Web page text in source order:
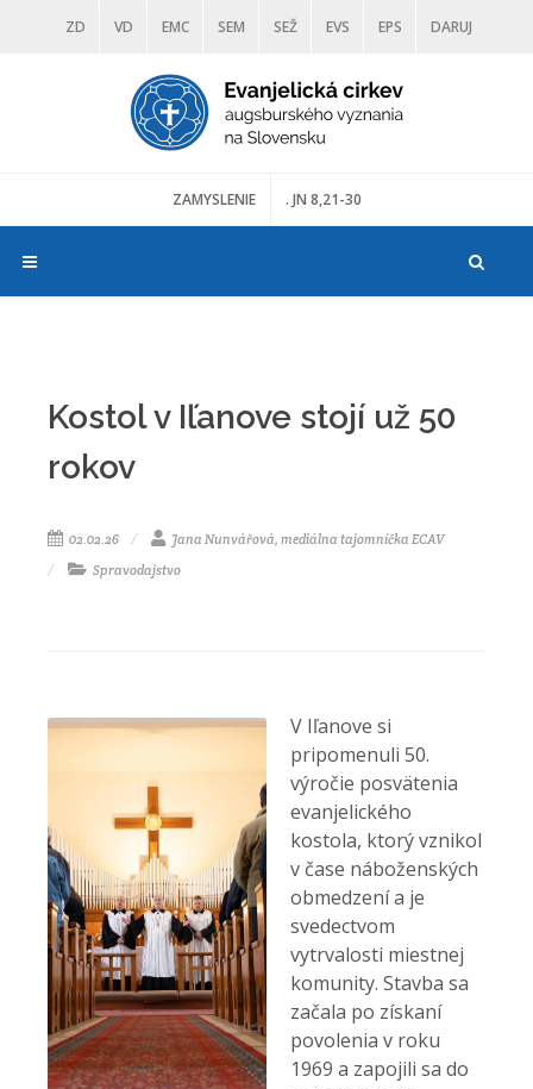
ZD VD EMC SEM SEŽ EVS EPS DARUJ
DIAKONIA ŠKOLY TRANOSCIUS
ZAMYSLENIE . JN 8,21-30
Kostol v Iľanove stojí už 50
rokov
02.02.26
Jana Nunvářová, mediálna tajomníčka ECAV
Spravodajstvo
V Iľanove si
pripomenuli 50.
výročie posvätenia
evanjelického
kostola, ktorý vznikol
v čase náboženských
obmedzení a je
svedectvom
vytrvalosti miestnej
komunity. Stavba sa
začala po získaní
povolenia v roku
1969 a zapojili sa do